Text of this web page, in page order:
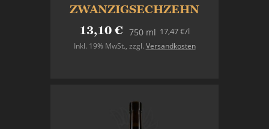
ZWANZIGSECHZEHN
13,10 € 750 ml
Inkl. 19% MwSt., zzgl. Versandkosten
17,47 €/l